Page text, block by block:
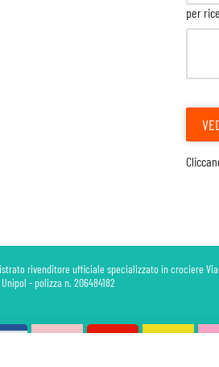
per
rivenditore ufficiale specializzato in crociere Via
- polizza n. 206484182